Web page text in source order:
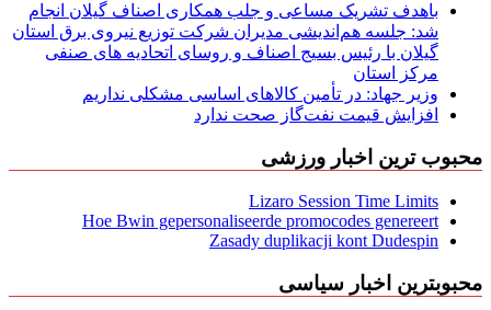
باهدف تشریک مساعی و جلب همکاری اصناف گیلان انجام
شد: جلسه هم‌اندیشی مدیران شركت توزیع نیروی برق استان
گیلان با رئیس بسیج اصناف و روسای اتحادیه های صنفی
مركز استان
وزیر جهاد: در تأمین کالاهای اساسی مشکلی نداریم
افزایش قیمت نفت‌گاز صحت ندارد
محبوب ترین اخبار ورزشی
Lizaro Session Time Limits
Hoe Bwin gepersonaliseerde promocodes genereert
Zasady duplikacji kont Dudespin
محبوبترین اخبار سیاسی